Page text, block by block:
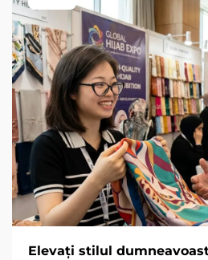
Elevați stilul